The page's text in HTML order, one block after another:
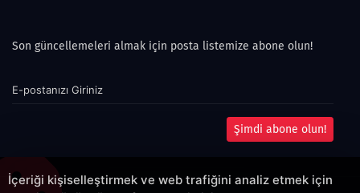
Son güncellemeleri almak için posta listemize abone olun!
Şimdi abone olun!
İçeriği kişiselleştirmek ve web trafiğini analiz etmek için